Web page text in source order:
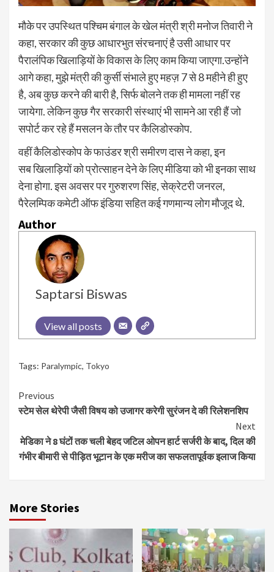
मौके पर उपस्थित पश्चिम बंगाल के खेल मंत्री श्री मनोज तिवारी ने
कहा, सरकार की कुछ आधारभुत संरचनाएं है उसी आधार पर
पैरालंपिक खिलाड़ियों के विकास के लिए काम किया जाएगा.उन्होंने
आगे कहा, मुझे मंत्री की कुर्सी संभाले हुए महज़ 7 से 8 महीने ही हुए
है, अब कुछ करने की बारी है, सिर्फ बोलने तक ही मामला नहीं रह
जायेगा. लेकिन कुछ गैर सरकारी संस्थाएं भी सामने आ रही हैं जो
सपोर्ट कर रहे हैं मसलन के तौर पर कैलिडोस्कोप.
वहीं कैलिडोस्कोप के फाउंडर श्री समीरण दास ने कहा, इन
सब खिलाड़ियों को प्रोत्साहन देने के लिए मीडिया को भी इनका साथ
देना होगा. इस अवसर पर गुरुशरण सिंह, सेक्रेटरी जनरल,
पैरेलम्पिक कमेटी ऑफ इंडिया सहित कई गणमान्य लोग मौजूद थे.
Author
Saptarsi Biswas
View all posts
Tags: Paralympic, Tokyo
Continue
Reading
Previous
स्टेम सेल थेरेपी जैसी विषय को उजागर करेगी सुरंजन दे की रिलेशनशिप
Next
मेडिका ने 8 घंटों तक चली बेहद जटिल ओपन हार्ट सर्जरी के बाद, दिल की
गंभीर बीमारी से पीड़ित भूटान के एक मरीज का सफलतापूर्वक इलाज किया
More Stories